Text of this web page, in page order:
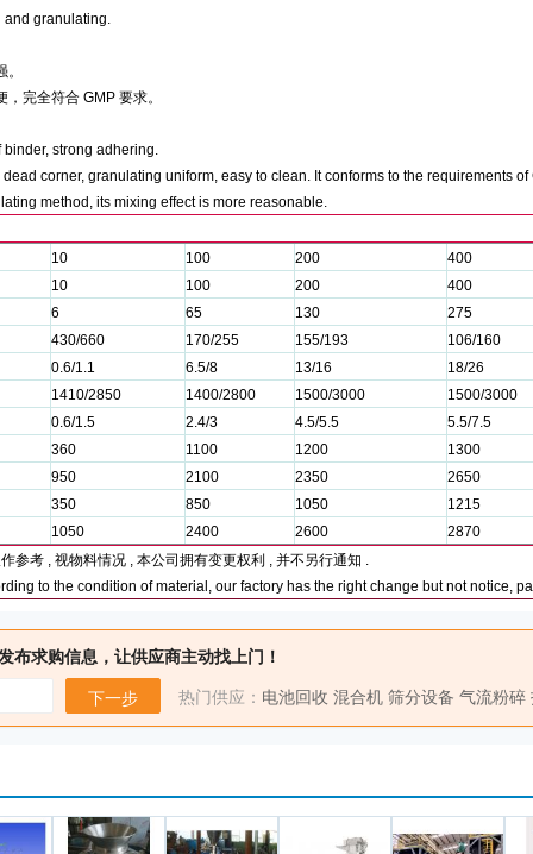
and granulating.
，完全符合 GMP要求。
strong adhering.
corner, granulating uniform, easy to clean. It conforms to the requirements of
method, its mixing effect is more reasonable.
10 100 200
400
10
100 200
400
6
65 130
275
430/660
170/255 155/193
106/160
0.6/1.1
6.5/8 13/16
18/26
1410/2850
1400/2800 1500/3000
1500/3000
0.6/1.5
2.4/3 4.5/5.5
5.5/7.5
360
1100 1200
1300
950
2100 2350
2650
350
850 1050
1215
1050
2400 2600
2870
参考, 视物料情况, 本公司拥有变更权利 , 并不另行通知 .
to the condition of material, our factory has the right change but not notice,
布求购信息，让供应商主动找上门！
下一步
热门供应： 电池回收 混合机 筛分设备 气流粉碎